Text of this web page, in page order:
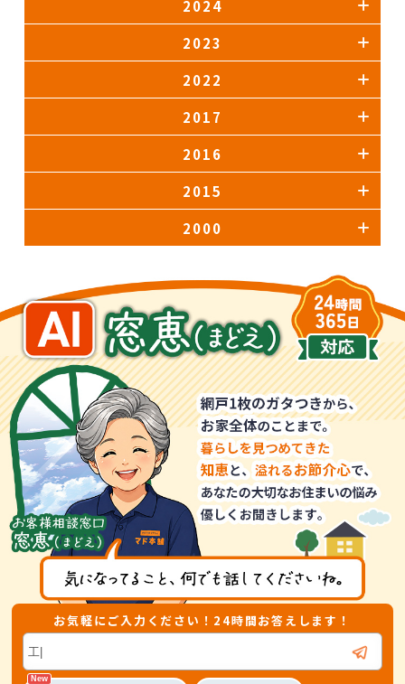
2024
2023
2022
2017
2016
2015
2000
お気軽にご入力ください！24時間お答えします！